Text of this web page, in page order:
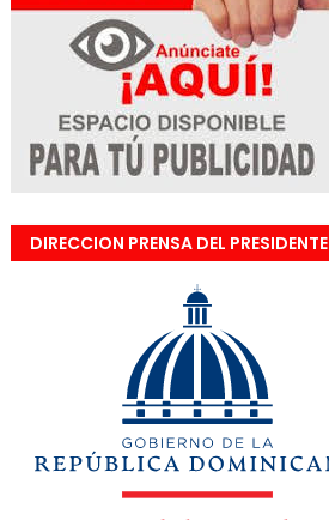
DIRECCION PRENSA DEL PRESIDENTE